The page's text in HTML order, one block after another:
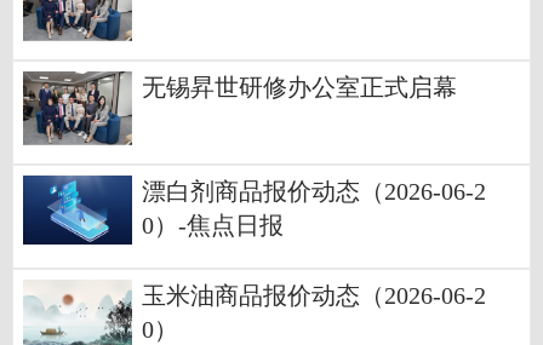
无锡昇世研修办公室正式启幕
漂白剂商品报价动态（2026-06-2
0）-焦点日报
玉米油商品报价动态（2026-06-2
0）